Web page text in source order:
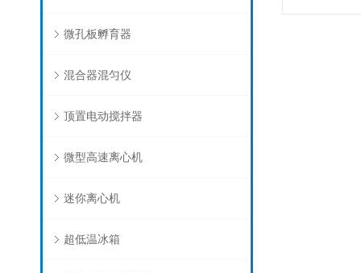
微孔板孵育器
混合器混匀仪
顶置电动搅拌器
微型高速离心机
迷你离心机
超低温冰箱